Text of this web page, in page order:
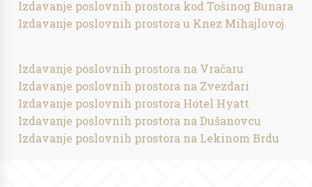
Izdavanje poslovnih prostora kod Tošinog Bunara
Izdavanje poslovnih prostora u Knez Mihajlovoj
Izdavanje poslovnih prostora na Vračaru
Izdavanje poslovnih prostora na Zvezdari
Izdavanje poslovnih prostora Hotel Hyatt
Izdavanje poslovnih prostora na Dušanovcu
Izdavanje poslovnih prostora na Lekinom Brdu